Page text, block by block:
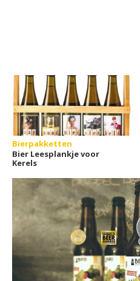
Bierpakketten
Bier Leesplankje voor
Kerels